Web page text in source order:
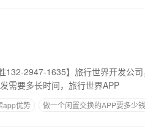
2947-1635】旅行世界开发公
需要多长时间，旅行世界APP
app优势
做一个闲置交换的APP要多少钱